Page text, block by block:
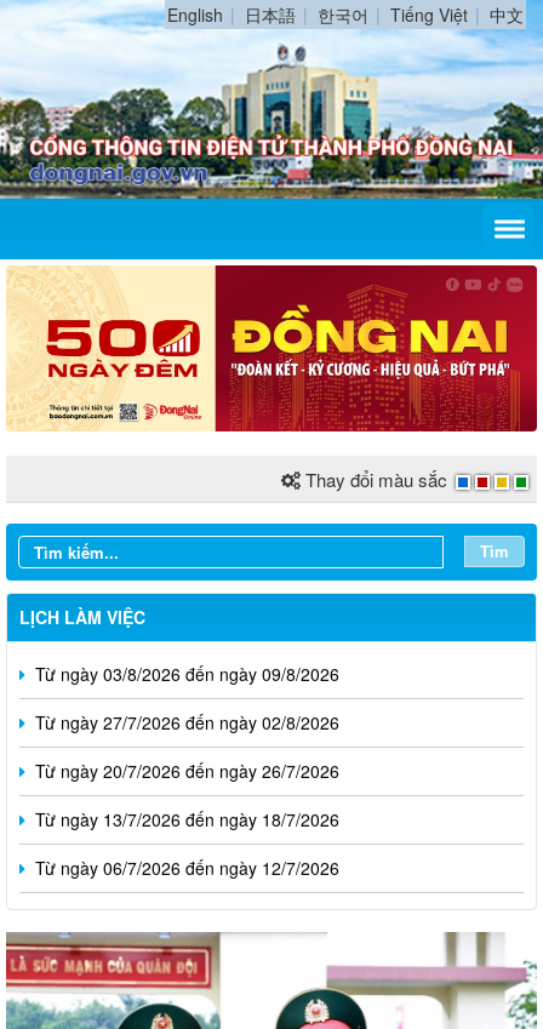
English 日本語 한국어 Tiếng Việt 中文
Thay đổi màu sắc
Tìm
LỊCH LÀM VIỆC
Từ ngày 03/8/2026 đến ngày 09/8/2026
Từ ngày 27/7/2026 đến ngày 02/8/2026
Từ ngày 20/7/2026 đến ngày 26/7/2026
Từ ngày 13/7/2026 đến ngày 18/7/2026
Từ ngày 06/7/2026 đến ngày 12/7/2026